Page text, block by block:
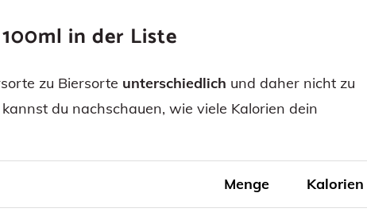
in der Liste
zu Biersorte unterschiedlich und daher nicht zu
du nachschauen, wie viele Kalorien dein
Menge Kalorien